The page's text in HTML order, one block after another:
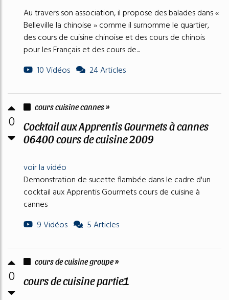
Au travers son association, il propose des balades dans «
Belleville la chinoise » comme il surnomme le quartier,
des cours de cuisine chinoise et des cours de chinois
pour les Français et des cours de...
10 Vidéos
24 Articles
0
cours cuisine cannes »
Cocktail aux Apprentis Gourmets à cannes
06400 cours de cuisine 2009
voir la vidéo
Demonstration de sucette flambée dans le cadre d'un
cocktail aux Apprentis Gourmets cours de cuisine à
cannes
9 Vidéos
5 Articles
0
cours de cuisine groupe »
cours de cuisine partie1